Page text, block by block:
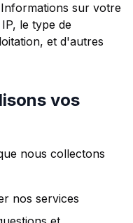
sur votre
le type de
et d'autres
vos
nous collectons
nos services